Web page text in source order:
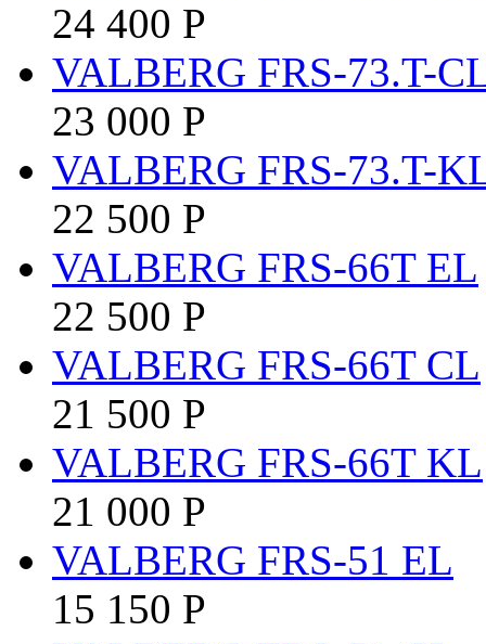
24 400 Р
VALBERG FRS-73.T-
23 000 Р
VALBERG FRS-73.T-
22 500 Р
VALBERG FRS-66T EL
22 500 Р
VALBERG FRS-66T CL
21 500 Р
VALBERG FRS-66T KL
21 000 Р
VALBERG FRS-51 EL
15 150 Р